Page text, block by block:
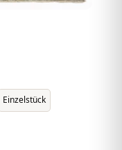
Einzelstück